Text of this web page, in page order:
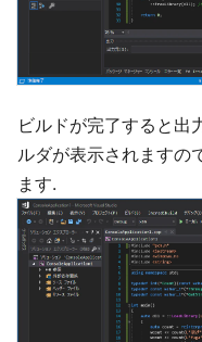
ビルドが完了すると出
ルダが表示されますの
ます.